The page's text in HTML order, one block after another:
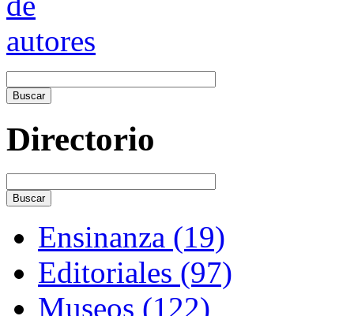
Directorio
Ensinanza (19)
Editoriales (97)
Museos (122)